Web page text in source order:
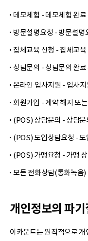
데모체험 - 데모체험 완료
방문설명요청 - 방문설명
집체교육 신청 - 집체교육
상담문의 - 상담문의 완료
온라인 입사지원 - 입사
회원가입 - 계약 해지 또
(POS) 상담문의 - 상담문
(POS) 도입상담요청 - 도
(POS) 가맹요청 - 가맹
모든 전화상담(통화녹음)
개인정보의 파
이카운트는 원칙적으로